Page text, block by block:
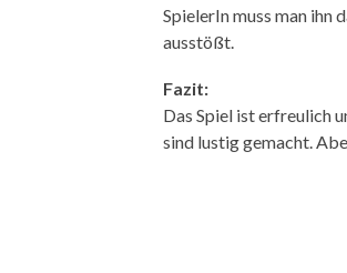
SpielerIn muss man ihn
ausstößt.
Fazit:
Das Spiel ist erfreulich
sind lustig gemacht.